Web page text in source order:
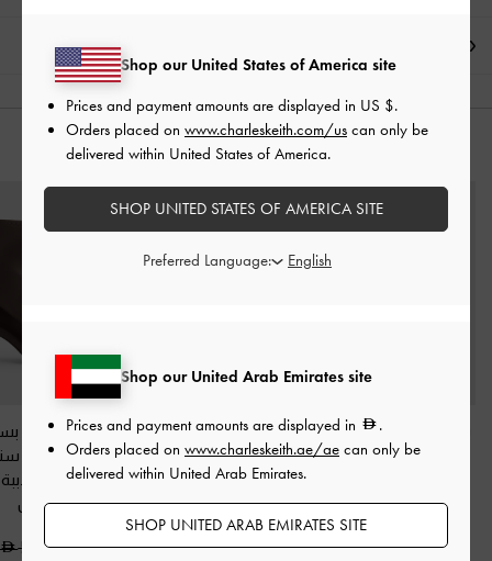
قد يعجبك آيضاً
بوت لوغان برباط مزدوج
منتصف الساق ستايل
375.00
حذاء لوفر "جورجي"
بسلسلة-بني داكن
375.00
250.00
خصم 33%
بوت للكاحل
خلفي بكعب
ومقدمة
داكن
500.00
Shop our United Arab Emirates site
Prices and payment amounts are displayed in
.
Orders placed on www.charleskeith.ae/ae can only be
delivered within United Arab Emirates.
SHOP UNITED ARAB EMIRATES SITE
Shop our United States of America site
Prices and payment amounts are displayed in US $.
Orders placed on www.charleskeith.com/us can only be
delivered within United States of America.
SHOP UNITED STATES OF AMERICA SITE
Preferred Language: